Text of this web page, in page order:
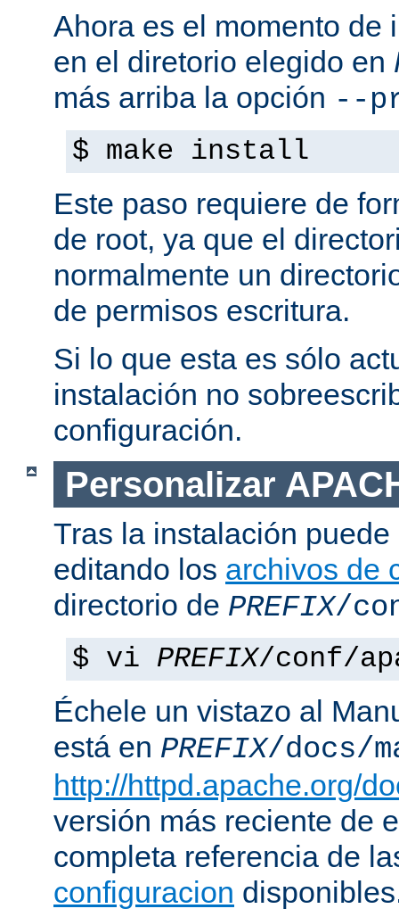
Ahora es el momento de
en el diretorio elegido en
más arriba la opción --
$ make install
Este paso requiere de
de root, ya que el
normalmente un
de permisos escritura.
Si lo que esta es sólo
instalación no
configuración.
Personalizar
Tras la instalación
editando los archivos de
directorio de PREFIX/
$ vi PREFIX/conf/
Échele un vistazo al
está en PREFIX/docs/
http://httpd.apache.org/
versión más reciente de
completa referencia de
configuracion